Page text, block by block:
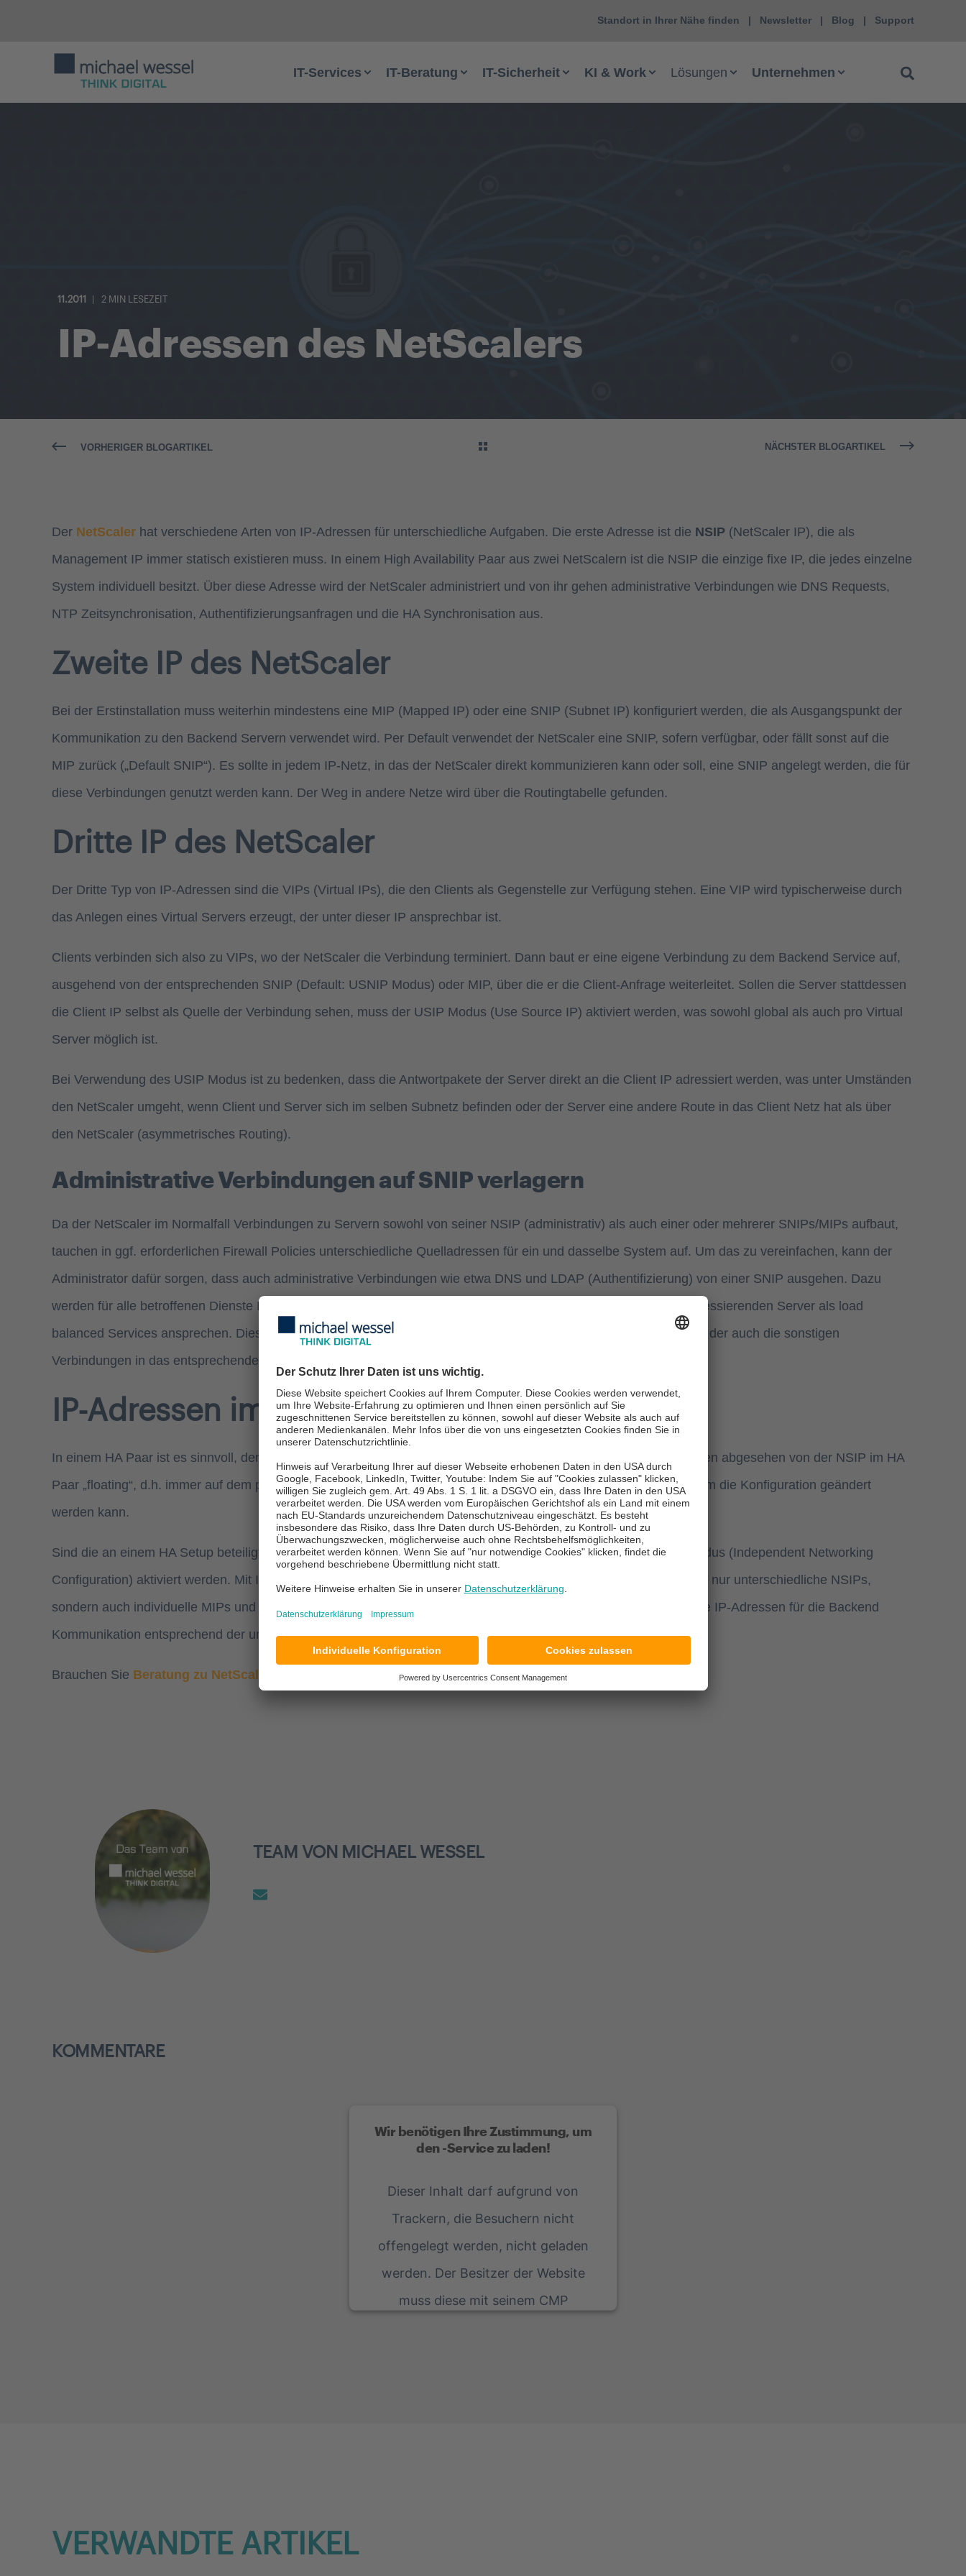
Standort in Ihrer Nähe finden Newsletter Blog Support
IT-Services IT-Beratung IT-Sicherheit KI & Work Lösungen Unternehmen
11.2011 2 MIN LESEZEIT
IP-Adressen des NetScalers
VORHERIGER BLOGARTIKEL NÄCHSTER BLOGARTIKEL
Der NetScaler hat verschiedene Arten von IP-Adressen für unterschiedliche Aufgaben. Die erste Adresse ist die NSIP (NetScaler IP), die als
Management IP immer statisch existieren muss. In einem High Availability Paar aus zwei NetScalern ist die NSIP die einzige fixe IP, die jedes einzelne
System individuell besitzt. Über diese Adresse wird der NetScaler administriert und von ihr gehen administrative Verbindungen wie DNS Requests,
NTP Zeitsynchronisation, Authentifizierungsanfragen und die HA Synchronisation aus.
Zweite IP des NetScaler
Bei der Erstinstallation muss weiterhin mindestens eine MIP (Mapped IP) oder eine SNIP (Subnet IP) konfiguriert werden, die als Ausgangspunkt der
Kommunikation zu den Backend Servern verwendet wird. Per Default verwendet der NetScaler eine SNIP, sofern verfügbar, oder fällt sonst auf die
MIP zurück („Default SNIP“). Es sollte in jedem IP-Netz, in das der NetScaler direkt kommunizieren kann oder soll, eine SNIP angelegt werden, die für
diese Verbindungen genutzt werden kann. Der Weg in andere Netze wird über die Routingtabelle gefunden.
Dritte IP des NetScaler
Der Dritte Typ von IP-Adressen sind die VIPs (Virtual IPs), die den Clients als Gegenstelle zur Verfügung stehen. Eine VIP wird typischerweise durch
das Anlegen eines Virtual Servers erzeugt, der unter dieser IP ansprechbar ist.
Clients verbinden sich also zu VIPs, wo der NetScaler die Verbindung terminiert. Dann baut er eine eigene Verbindung zu dem Backend Service auf,
ausgehend von der entsprechenden SNIP (Default: USNIP Modus) oder MIP, über die er die Client-Anfrage weiterleitet. Sollen die Server stattdessen
die Client IP selbst als Quelle der Verbindung sehen, muss der USIP Modus (Use Source IP) aktiviert werden, was sowohl global als auch pro Virtual
Server möglich ist.
Bei Verwendung des USIP Modus ist zu bedenken, dass die Antwortpakete der Server direkt an die Client IP adressiert werden, was unter Umständen
den NetScaler umgeht, wenn Client und Server sich im selben Subnetz befinden oder der Server eine andere Route in das Client Netz hat als über
den NetScaler (asymmetrisches Routing).
Administrative Verbindungen auf SNIP verlagern
Da der NetScaler im Normalfall Verbindungen zu Servern sowohl von seiner NSIP (administrativ) als auch einer oder mehrerer SNIPs/MIPs aufbaut,
tauchen in ggf. erforderlichen Firewall Policies unterschiedliche Quelladressen für ein und dasselbe System auf. Um das zu vereinfachen, kann der
Administrator dafür sorgen, dass auch administrative Verbindungen wie etwa DNS und LDAP (Authentifizierung) von einer SNIP ausgehen. Dazu
werden für alle betroffenen Dienste Load Balancing VServer auf dem NetScaler angelegt, die die eigentlich zu adressierenden Server als load
balanced Services ansprechen. Diese Backend Kommunikation geht dann von der entsprechenden SNIP aus, von der auch die sonstigen
Verbindungen in das entsprechende Netz initiiert werden.
IP-Adressen im HA Modus
In einem HA Paar ist es sinnvoll, den administrativen Zugriff auf einer SNIP oder MIP zu aktivieren. Da alle Adressen abgesehen von der NSIP im HA
Paar „floating“, d.h. immer auf dem primären NetScaler aktiv sind, erreicht man darüber immer das System, auf dem die Konfiguration geändert
werden kann.
Sind die an einem HA Setup beteiligten Systeme in unterschiedlichen Subnetzen untergebracht, muss der INC Modus (Independent Networking
Configuration) aktiviert werden. Mit INC ist es möglich (und erforderlich), dass die NetScaler eines HA Paares nicht nur unterschiedliche NSIPs,
sondern auch individuelle MIPs und SNIPs besitzen. Die VIPs können identisch sein, jedoch unterscheiden sich die IP-Adressen für die Backend
Kommunikation entsprechend der unterschiedlichen Subnetze.
Brauchen Sie Beratung zu NetScaler-Fragen ? Kontaktieren Sie uns gerne unverbindlich
TEAM VON MICHAEL WESSEL
KOMMENTARE
Wir benötigen Ihre Zustimmung, um
den -Service zu laden!
Dieser Inhalt darf aufgrund von
Trackern, die Besuchern nicht
offengelegt werden, nicht geladen
werden. Der Besitzer der Website
muss diese mit seinem CMP
VERWANDTE ARTIKEL